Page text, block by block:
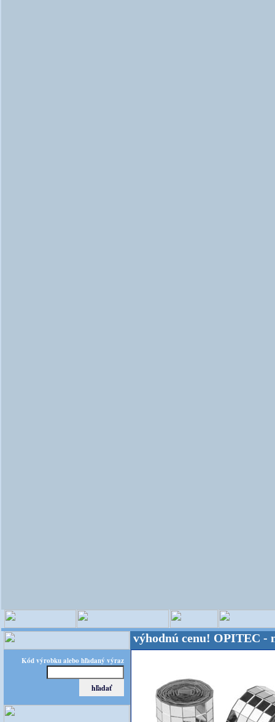
Kód výrobku alebo hľadaný výraz
- Kvalita za výhodnú cenu! OPITEC -